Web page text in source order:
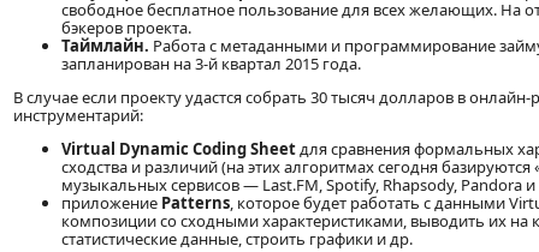
свободное бесплатное пользование для всех желающих. На
бэкеров проекта.
Таймлайн. Работа с метаданными и программирование
запланирован на 3-й квартал 2015 года.
В случае если проекту удастся собрать 30 тысяч долларов в
инструментарий:
Virtual Dynamic Coding Sheetдля сравнения формальных
сходства и различий (на этих алгоритмах сегодня
музыкальных сервисов — Last.FM, Spotify, Rhapsody, Pandora и
приложение Patterns, которое будет работать с данными
композиции со сходными характеристиками, выводить их на
статистические данные, строить графики и др.